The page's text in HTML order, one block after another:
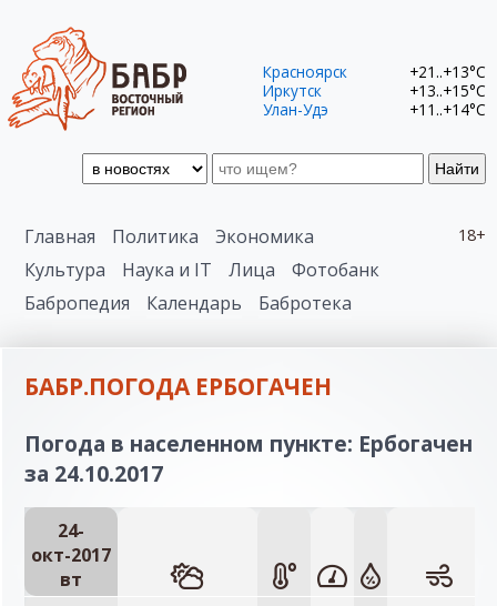
Найти
Красноярск
+21..+13°C
Иркутск
+13..+15°C
Улан-Удэ
+11..+14°C
18+
Главная Политика
Экономика
Культура
Наука и IT Лица
Фотобанк
Бабропедия
Календарь Бабротека
БАБР.ПОГОДА ЕРБОГАЧЕН
Погода в населенном пункте: Ербогачен
за 24.10.2017
24-
окт-2017
вт